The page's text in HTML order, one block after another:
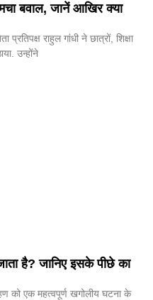
बवाल, जानें आखिर क्या
राहुल गांधी ने छात्रों, शिक्षा
उन्होंने
है? जानिए इसके पीछे का
को एक महत्वपूर्ण खगोलीय घटना के